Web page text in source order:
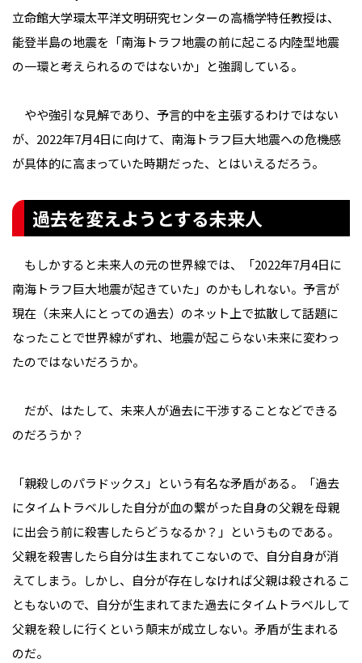
立命館大学環太平洋文明研究センターの高橋学特任教授は、
能登半島の地震を「南海トラフ地震の前に起こる内陸型地震
の一環と考えられるのではないか」と強調している。
やや強引な見解であり、予言的中を主張するわけではない
が、2022年7月4日に向けて、南海トラフ巨大地震への危機感
が具体的に高まっていた時期だった、とはいえるだろう。
過去を変えようとする未来人
もしかすると未来人の元の世界線では、「2022年7月4日に
南海トラフ巨大地震が起きていた」のかもしれない。予言が
現在（未来人にとっての過去）のネット上で拡散して話題に
なったことで世界線がずれ、地震が起こらない未来に変わっ
たのではないだろうか。
だが、はたして、未来人が過去に干渉することなどできる
のだろうか？
「親殺しのパラドックス」という有名な矛盾がある。「過去
にタイムトラベルした自分が血の繋がった自身の父親を母親
に出会う前に殺害したらどうなるか？」というものである。
父親を殺害したら自分は生まれてこないので、自分自身が消
えてしまう。しかし、自分が存在しなければ父親は殺されるこ
ともないので、自分が生まれてまた過去にタイムトラベルして
父親を殺しに行くという顛末が成立しない。矛盾が生まれる
のだ。